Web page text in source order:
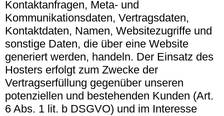
Kontaktanfragen, Meta- und
Kommunikationsdaten, Vertragsdaten,
Kontaktdaten, Namen, Websitezugriffe und
sonstige Daten, die über eine Website
generiert werden, handeln. Der Einsatz des
Hosters erfolgt zum Zwecke der
Vertragserfüllung gegenüber unseren
potenziellen und bestehenden Kunden (Art.
6 Abs. 1 lit. b DSGVO) und im Interesse